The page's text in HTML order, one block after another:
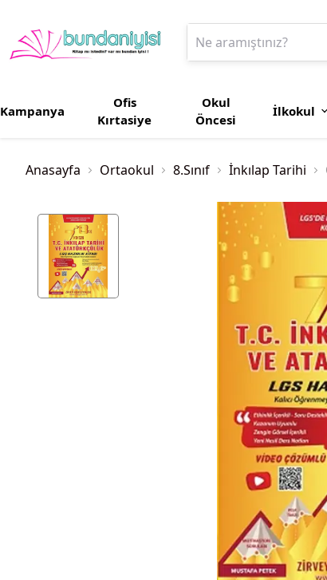
Kampanya
Ofis
Kırtasiye
Okul
Öncesi
İlkokul
Anasayfa Ortaokul 8.Sınıf İnkılap Tarihi